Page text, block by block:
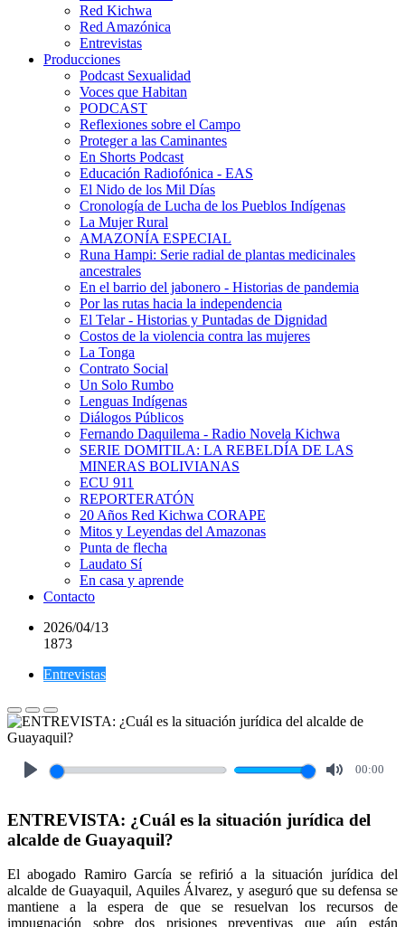
Red Kichwa
Red Amazónica
Entrevistas
Producciones
Podcast Sexualidad
Voces que Habitan
PODCAST
Reflexiones sobre el Campo
Proteger a las Caminantes
En Shorts Podcast
Educación Radiofónica - EAS
El Nido de los Mil Días
Cronología de Lucha de los Pueblos Indígenas
La Mujer Rural
AMAZONÍA ESPECIAL
Runa Hampi: Serie radial de plantas medicinales
ancestrales
En el barrio del jabonero - Historias de pandemia
Por las rutas hacia la independencia
El Telar - Historias y Puntadas de Dignidad
Costos de la violencia contra las mujeres
La Tonga
Contrato Social
Un Solo Rumbo
Lenguas Indígenas
Diálogos Públicos
Fernando Daquilema - Radio Novela Kichwa
SERIE DOMITILA: LA REBELDÍA DE LAS
MINERAS BOLIVIANAS
ECU 911
REPORTERATÓN
20 Años Red Kichwa CORAPE
Mitos y Leyendas del Amazonas
Punta de flecha
Laudato Sí
En casa y aprende
Contacto
2026/04/13
1873
Entrevistas
00:00
ENTREVISTA: ¿Cuál es la situación jurídica del
alcalde de Guayaquil?
El abogado Ramiro García se refirió a la situación jurídica del
alcalde de Guayaquil, Aquiles Álvarez, y aseguró que su defensa se
mantiene a la espera de que se resuelvan los recursos de
impugnación sobre dos prisiones preventivas que aún están